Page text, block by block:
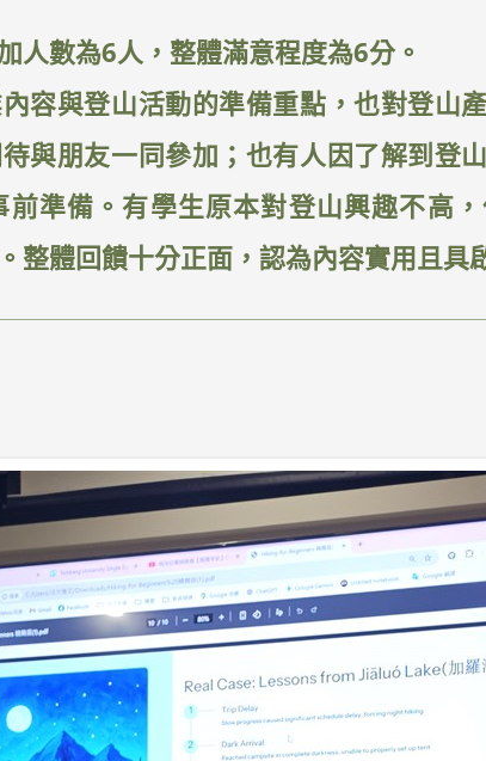
人數為6人，整體滿意程度為6分。
容與登山活動的準備重點，也對登山
與朋友一同參加；也有人因了解到登
準備。有學生原本對登山興趣不高
整體回饋十分正面，認為內容實用且具